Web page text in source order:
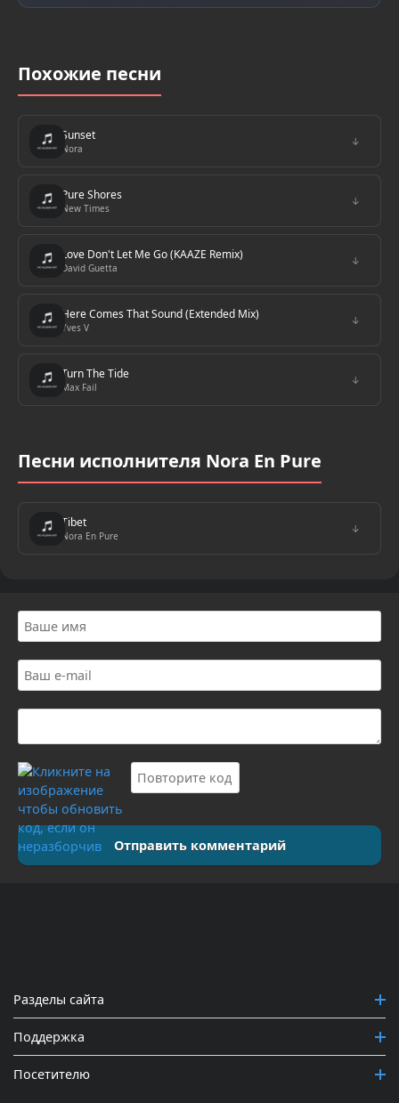
Похожие песни
Sunset
Nora
↓
Pure Shores
New Times
↓
Love Don't Let Me Go (KAAZE Remix)
David Guetta
↓
Here Comes That Sound (Extended Mix)
Yves V
↓
Turn The Tide
Max Fail
↓
Песни исполнителя Nora En Pure
Tibet
Nora En Pure
↓
Отправить комментарий
Разделы сайта
Поддержка
Посетителю